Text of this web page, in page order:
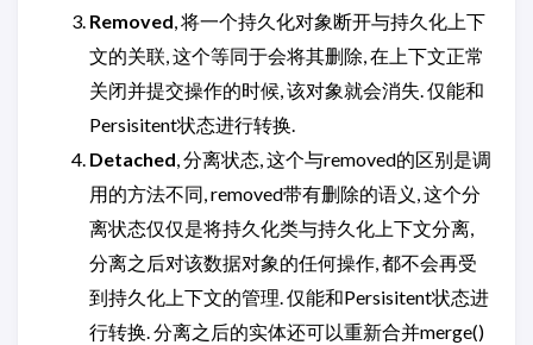
Removed , 将一个持久化对象断开与持久化上下
文的关联, 这个等同于会将其删除, 在上下文正常
关闭并提交操作的时候, 该对象就会消失. 仅能和
Persisitent状态进行转换.
Detached , 分离状态, 这个与removed的区别是调
用的方法不同, removed带有删除的语义, 这个分
离状态仅仅是将持久化类与持久化上下文分离,
分离之后对该数据对象的任何操作, 都不会再受
到持久化上下文的管理. 仅能和Persisitent状态进
行转换. 分离之后的实体还可以重新合并merge()